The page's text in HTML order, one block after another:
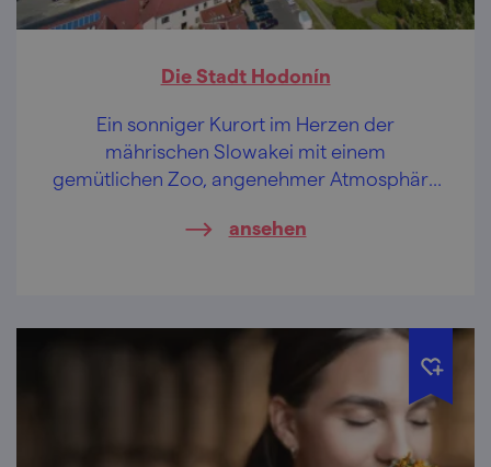
Die Stadt Hodonín
Ein sonniger Kurort im Herzen der
mährischen Slowakei mit einem
gemütlichen Zoo, angenehmer Atmosphäre
ansehen